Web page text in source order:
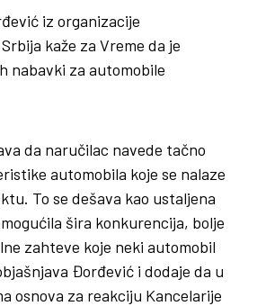
iz organizacije
kaže za Vreme da je
nabavki za automobile
da naručilac navede tačno
automobila koje se nalaze
To se dešava kao ustaljena
šira konkurencija, bolje
zahteve koje neki automobil
Đorđević i dodaje da u
osnova za reakciju Kancelarije